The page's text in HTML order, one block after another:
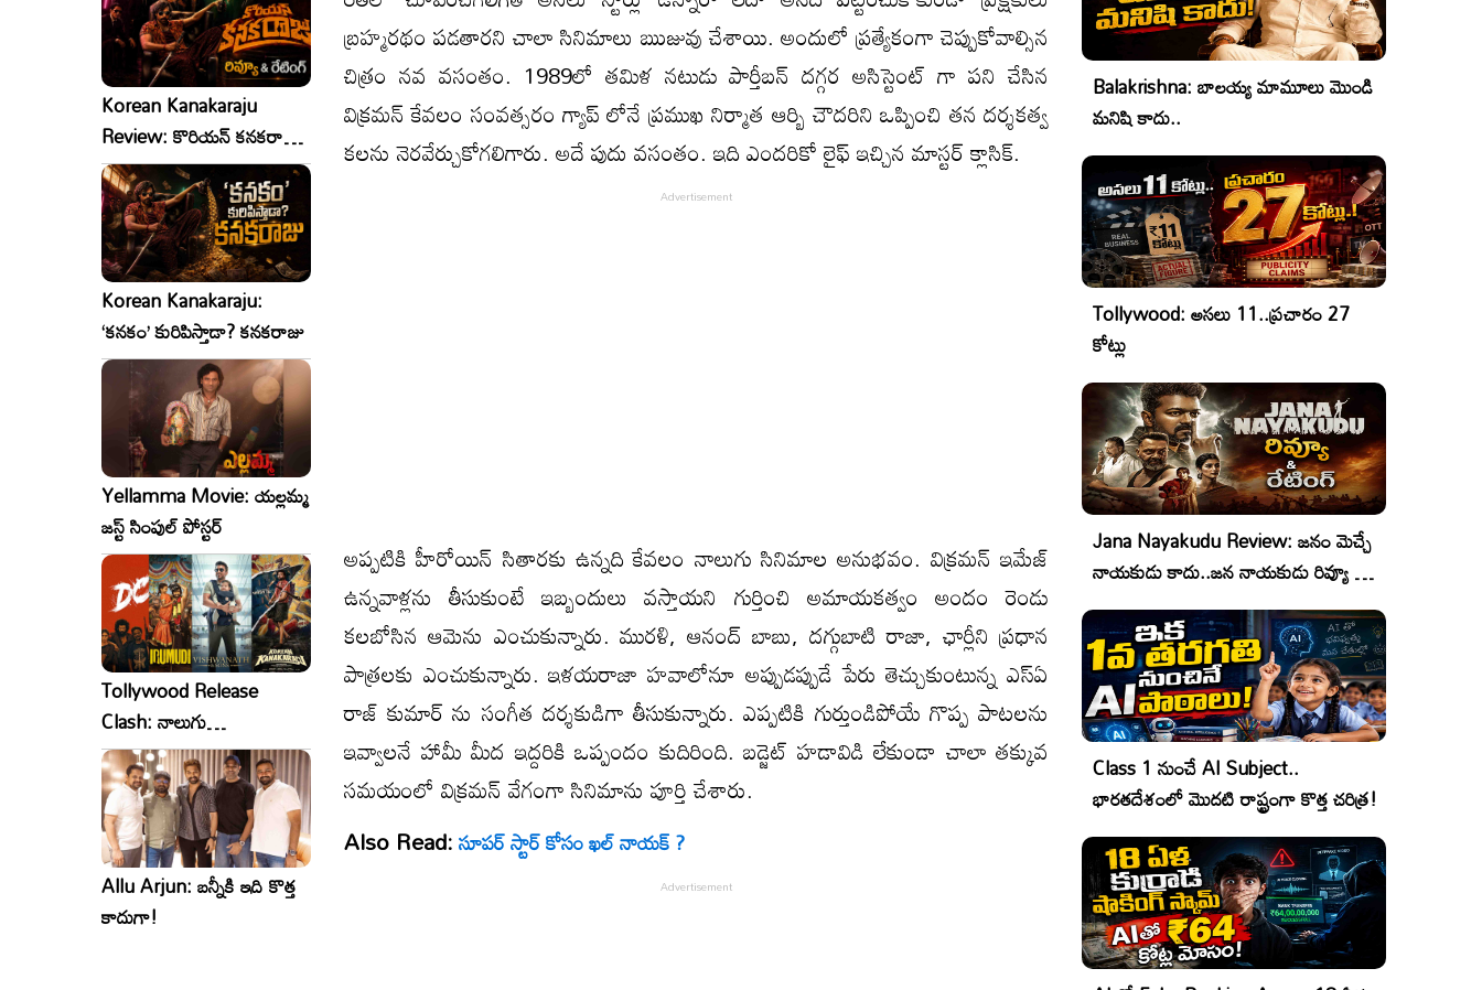
Korean Kanakaraju
Review: కొరియన్ కనకరాజు
రివ్యూ & రేటింగ్!
Korean Kanakaraju:
‘కనకం’ కురిపిస్తాడా? కనకరాజు
Yellamma Movie: యల్లమ్మ
జస్ట్ సింపుల్ పోస్టర్
Tollywood Release
Clash: నాలుగు
సినిమాలు..ఒకేసారి..ఎందుకో?
Allu Arjun: బన్నీకి ఇది కొత్త
కాదుగా!
బ్రహ్మరథం పడతారని చాలా సినిమాలు ఋజువు చేశాయి. అందులో ప్రత్యేకంగా చెప్పుకోవాల్సిన
చిత్రం నవ వసంతం. 1989లో తమిళ నటుడు పార్తీబన్ దగ్గర అసిస్టెంట్ గా పని చేసిన
విక్రమన్ కేవలం సంవత్సరం గ్యాప్ లోనే ప్రముఖ నిర్మాత ఆర్బి చౌదరిని ఒప్పించి తన దర్శకత్వ
కలను నెరవేర్చుకోగలిగారు. అదే పుదు వసంతం. ఇది ఎందరికో లైఫ్ ఇచ్చిన మాస్టర్ క్లాసిక్.
అప్పటికి హీరోయిన్ సితారకు ఉన్నది కేవలం నాలుగు సినిమాల అనుభవం. విక్రమన్ ఇమేజ్
ఉన్నవాళ్లను తీసుకుంటే ఇబ్బందులు వస్తాయని గుర్తించి అమాయకత్వం అందం రెండు
కలబోసిన ఆమెను ఎంచుకున్నారు. మురళి, ఆనంద్ బాబు, దగ్గుబాటి రాజా, ఛార్లీని ప్రధాన
పాత్రలకు ఎంచుకున్నారు. ఇళయరాజా హవాలోనూ అప్పుడప్పుడే పేరు తెచ్చుకుంటున్న ఎస్ఏ
రాజ్ కుమార్ ను సంగీత దర్శకుడిగా తీసుకున్నారు. ఎప్పటికి గుర్తుండిపోయే గొప్ప పాటలను
ఇవ్వాలనే హామీ మీద ఇద్దరికి ఒప్పందం కుదిరింది. బడ్జెట్ హడావిడి లేకుండా చాలా తక్కువ
సమయంలో విక్రమన్ వేగంగా సినిమాను పూర్తి చేశారు.
Also Read:సూపర్ స్టార్ కోసం ఖల్ నాయక్ ?
Balakrishna: బాలయ్య మామూలు మొండి
మనిషి కాదు..
Tollywood: అసలు 11..ప్రచారం 27
కోట్లు
Jana Nayakudu Review: జనం మెచ్చే
నాయకుడు కాదు..జన నాయకుడు రివ్యూ &
రేటింగ్!
Class 1 నుంచే AI Subject..
భారతదేశంలో మొదటి రాష్ట్రంగా కొత్త చరిత్ర!